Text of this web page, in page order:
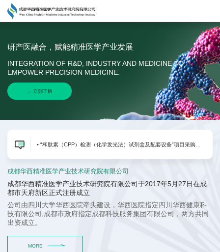
研产医融合，赋能精准医学产业发展
INTEGRATION OF R&D, INDUSTRY AND MEDICINE TO
EMPOWER PRECISION MEDICINE.
成都华西精准医学产业技术研究院有限公司
成都华西精准医学产业技术研究院有限公司于2017年5月27日在成
都市天府新区正式注册成立
公司由四川大学华西医院牵头建设，华西医院指定四川华西健康科
技有限公司,成都市政府指定成都科技服务集团有限公司，两方共同
出资成立。